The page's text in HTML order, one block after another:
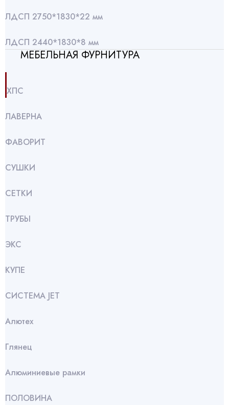
ЛДСП 2750*1830*22 мм
ЛДСП 2440*1830*8 мм
МЕБЕЛЬНАЯ ФУРНИТУРА
ХПС
ЛАВЕРНА
ФАВОРИТ
СУШКИ
СЕТКИ
ТРУБЫ
ЭКС
КУПЕ
СИСТЕМА JET
Алютех
Глянец
Алюминиевые рамки
ПОЛОВИНА